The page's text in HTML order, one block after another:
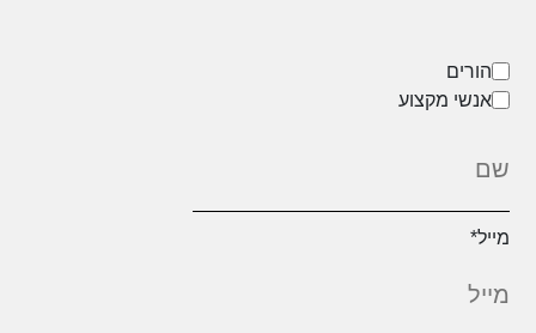
הורים
אנשי מקצוע
מייל*